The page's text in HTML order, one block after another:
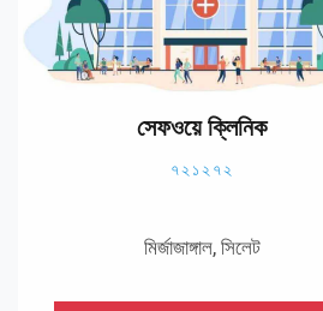
সেফওয়ে ক্লিনিক
৭২১২৭২
মির্জাজাঙ্গাল, সিলেট